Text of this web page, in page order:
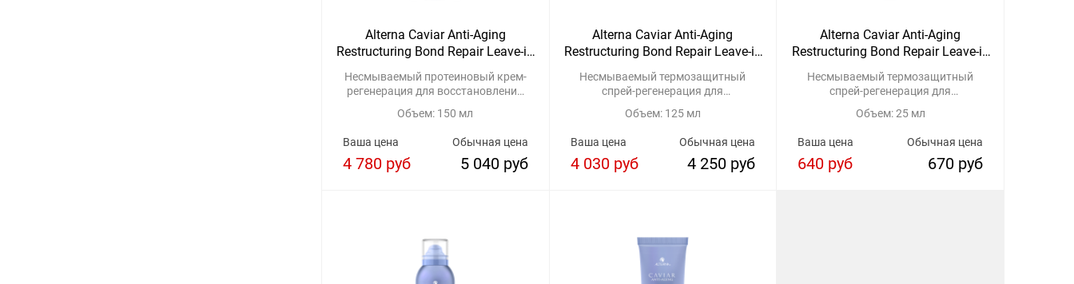
Alterna Caviar Anti-Aging
Restructuring Bond Repair Leave-in
Protein Cream
Несмываемый протеиновый крем-
регенерация для восстановления
Объем: 150 мл
Обычная цена
5 040 руб
Ваша цена
4 780 руб
Alterna Caviar Anti-Aging
Restructuring Bond Repair Leave-in
Heat Protection Spray
Несмываемый термозащитный
спрей-регенерация для
волос
Объем: 125 мл
Обычная цена
4 250 руб
Ваша цена
4 030 руб
Alterna Caviar Anti-Aging
Restructuring Bond Repair Leave-in
Heat Protection Spray Travel
Несмываемый термозащитный
спрей-регенерация для
волос
Объем: 25 мл
Обычная цена
670 руб
Ваша цена
640 руб